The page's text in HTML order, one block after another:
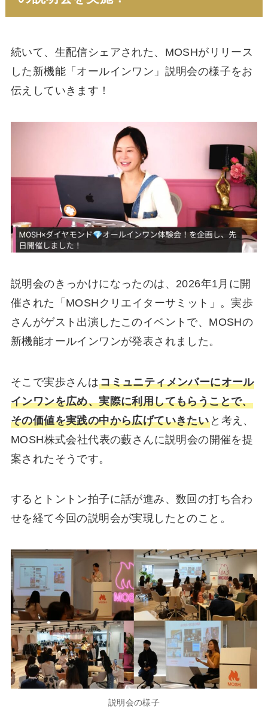
続いて、生配信シェアされた、MOSHがリリース
した新機能「オールインワン」説明会の様子をお
伝えしていきます！
説明会のきっかけになったのは、2026年1月に開
催された「MOSHクリエイターサミット」。実歩
さんがゲスト出演したこのイベントで、MOSHの
新機能オールインワンが発表されました。
そこで実歩さんはコミュニティメンバーにオール
インワンを広め、実際に利用してもらうことで、
その価値を実践の中から広げていきたい と考え、
MOSH株式会社代表の藪さんに説明会の開催を提
案されたそうです。
するとトントン拍子に話が進み、数回の打ち合わ
せを経て今回の説明会が実現したとのこと。
説明会の様子